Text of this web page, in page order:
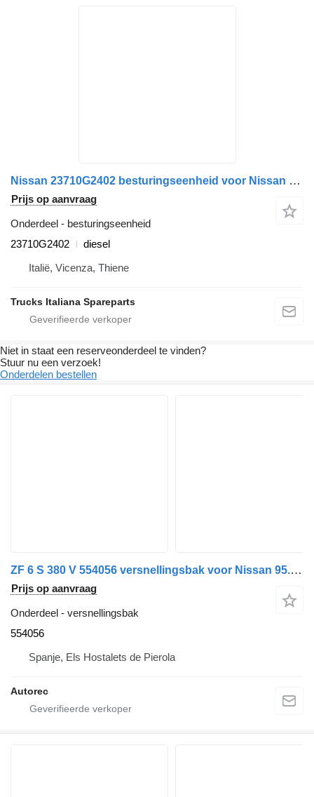
Nissan 23710G2402 besturingseenheid voor Nissan Cabstar 1999>2005 vrachtwagen
Prijs op aanvraag
Onderdeel - besturingseenheid
23710G2402
diesel
Italië, Vicenza, Thiene
Trucks Italiana Spareparts
Niet in staat een reserveonderdeel te vinden?
Stuur nu een verzoek!
Onderdelen bestellen
ZF 6 S 380 V 554056 versnellingsbak voor Nissan 95.19 vrachtwagen
Prijs op aanvraag
Onderdeel - versnellingsbak
554056
Spanje, Els Hostalets de Pierola
Autorec